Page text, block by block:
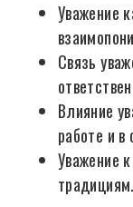
Уважение
Связь
Влияние
работе и в
Уважение
традициям.